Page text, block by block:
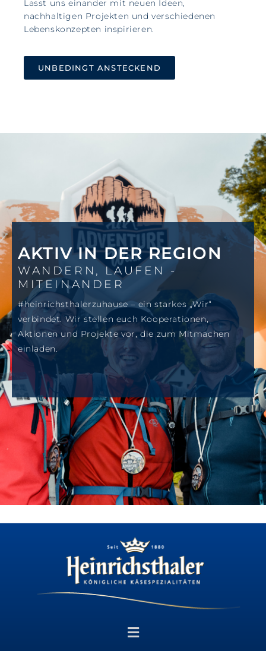
Lasst uns einander mit neuen Ideen,
nachhaltigen Projekten und verschiedenen
Lebenskonzepten inspirieren.
UNBEDINGT ANSTECKEND
AKTIV IN DER REGION
WANDERN, LAUFEN -
MITEINANDER
#heinrichsthalerzuhause – ein starkes „Wir“
verbindet. Wir stellen euch Kooperationen,
Aktionen und Projekte vor, die zum Mitmachen
einladen.